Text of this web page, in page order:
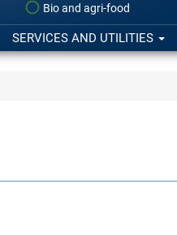
Bio and agri-food
SERVICES AND UTILITIES